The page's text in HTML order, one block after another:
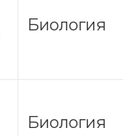
Биология
Биология